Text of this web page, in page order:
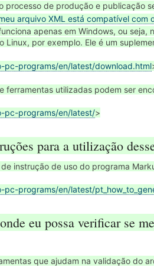
de produção e publicação
arquivo XML está compatível com
apenas em Windows, ou
Linux, por exemplo. Ele é um
programs/en/latest/download.html
ferramentas utilizadas podem ser
pc-programs/en/latest/>
para a utilização
instrução de uso do programa
programs/en/latest/
eu possa verificar se
que ajudam na validação do